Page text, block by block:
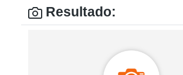
Resultado: